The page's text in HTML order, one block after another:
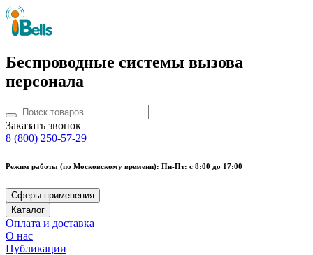
Беспроводные системы вызова
персонала
Заказать звонок
8 (800) 250-57-29
Режим работы (по Московскому времени): Пн-Пт: с 8:00 до 17:00
Сферы применения
Каталог
Оплата и доставка
О нас
Публикации